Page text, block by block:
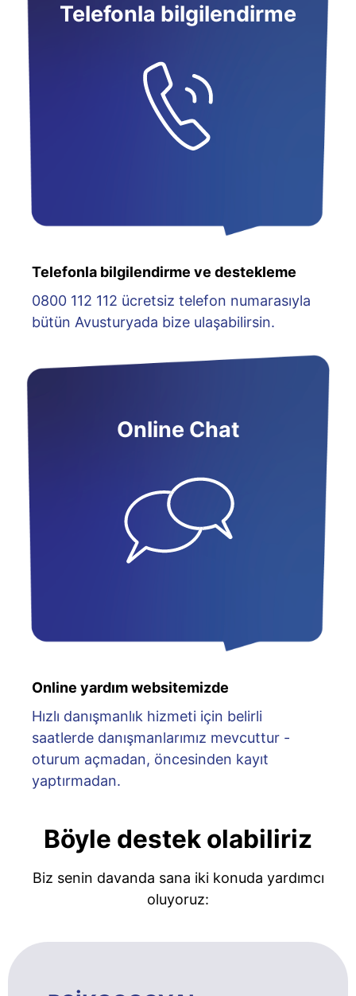
Telefonla bilgilendirme
Telefonla bilgilendirme ve destekleme
0800 112 112 ücretsiz telefon numarasıyla
bütün Avusturyada bize ulaşabilirsin.
Online Chat
Online yardım websitemizde
Hızlı danışmanlık hizmeti için belirli
saatlerde danışmanlarımız mevcuttur -
oturum açmadan, öncesinden kayıt
yaptırmadan.
Böyle destek olabiliriz
Biz senin davanda sana iki konuda yardımcı
oluyoruz: